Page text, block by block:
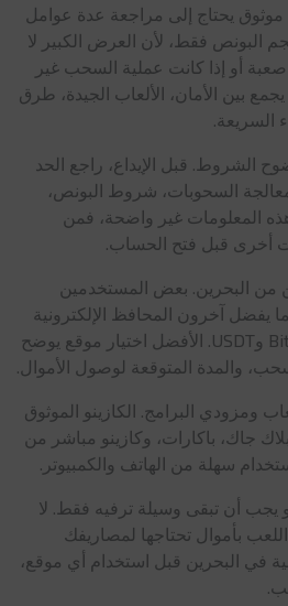
موثوق يحتاج إلى مراجعة عدة عوامل
البونص فقط، لأن العرض الكبير لا
أو إذا كانت عملية السحب غير
بين الأمان، الألعاب الجيدة، طرق
السريعة.
الشروط. قبل الإيداع، راجع الحد
السحوبات، شروط البونص،
المعلومات غير واضحة، فمن
أخرى قبل فتح الحساب.
من البحرين. بعض المستخدمين
يفضل آخرون المحافظ الإلكترونية
أو العملات الرقمية مثل Bitcoin وUSDT. الأفضل اختيار موقع يوضح
والمدة المتوقعة لوصول الأموال.
ومزودي البرامج. الكازينو الموثوق
جاك، باكارات، وكازينو مباشر من
سهلة من الهاتف والكمبيوتر.
يجب أن تبقى وسيلة ترفيه فقط. لا
بأموال تحتاجها لمصاريفك
في البحرين قبل استخدام أي موقع،